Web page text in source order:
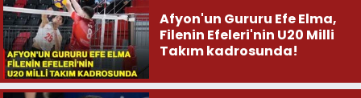
Afyon'un Gururu Efe Elma,
Filenin Efeleri'nin U20 Milli
Takım kadrosunda!